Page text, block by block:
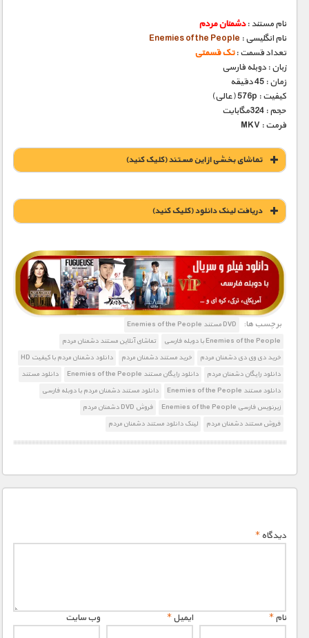
نام مستند :دشمنان مردم
نام انگلیسی : Enemies of the People
تعداد قسمت :تک قسمتی
زبان : دوبله فارسی
زمان : 45 دقیقه
کیفیت : 576p (عالی)
حجم : 324مگابایت
فرمت : MKV
تماشای بخشی از این مستند (کلیک کنید)
دریافت لينک دانلود (کليک کنيد)
1900 تومان – دانلود بخش اول (افزودن به سبد خريد)
برچسب ها:
DVD مستند Enemies of the People
Enemies of the People با دوبله فارسی
تماشای آنلاین مستند دشمنان مردم
خرید دی وی دی دشمنان مردم
خرید مستند دشمنان مردم
دانلود دشمنان مردم با کیفیت HD
دانلود رایگان دشمنان مردم
دانلود رایگان مستند Enemies of the People
دانلود مستند
دانلود مستند Enemies of the People
دانلود مستند دشمنان مردم با دوبله فارسی
زیرنویس فارسی Enemies of the People
فروش DVD دشمنان مردم
فروش مستند دشمنان مردم
لینک دانلود مستند دشمنان مردم
دیدگاه*
نام* ایمیل* وب‌ سایت